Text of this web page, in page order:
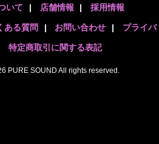
いて | 店舗情報 | 採用情報
ある質問 | お問い合わせ | プライバ
特定商取引に関する表記
PURE SOUND All rights reserved.